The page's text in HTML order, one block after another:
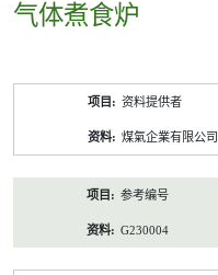
气体煮食炉
资料提供者
煤氣企業有限公司
参考编号
G230004